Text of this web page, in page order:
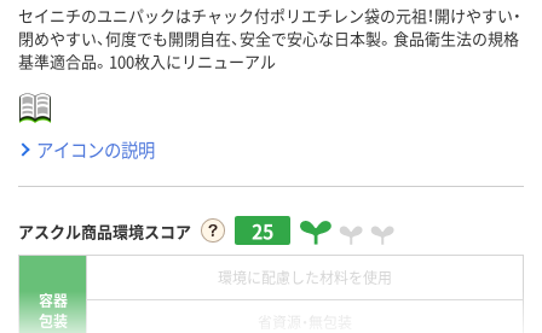
セイニチのユニパックはチャック付ポリエチレン袋の元祖！開けやすい・
閉めやすい、何度でも開閉自在、安全で安心な日本製。食品衛生法の規格
基準適合品。100枚入にリニューアル
アイコンの説明
アスクル商品環境スコア 25
容器
包装
環境に配慮した材料を使用